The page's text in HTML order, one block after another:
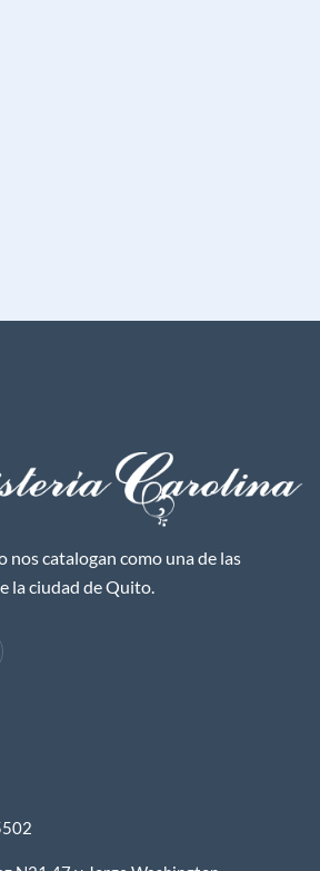
nos catalogan como una de las
la ciudad de Quito.